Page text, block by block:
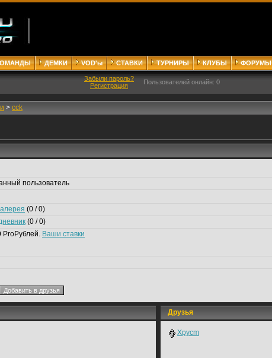
ДЕМКИ VOD'ы СТАВКИ ТУРНИРЫ КЛУБЫ ФОРУМЫ
Забыли пароль?
Регистрация
Пользователей онлайн: 0
> cck
пользователь
(0 / 0)
(0 / 0)
ProРублей. Ваши ставки
Друзья
Xpycm